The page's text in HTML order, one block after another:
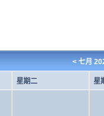
< 七月
星期二 星